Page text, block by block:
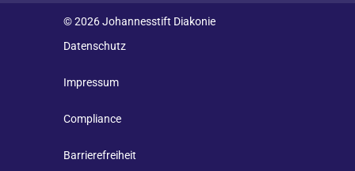
© 2026 Johannesstift Diakonie
Datenschutz
Impressum
Compliance
Barrierefreiheit